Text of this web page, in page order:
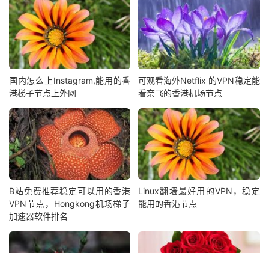
国内怎么上Instagram,能用的香
港梯子节点上外网
可观看海外Netflix 的VPN稳定能
看奈飞的香港机场节点
B站免费推荐稳定可以用的香港
VPN节点，Hongkong机场梯子
加速器软件排名
Linux翻墙最好用的VPN，稳定
能用的香港节点